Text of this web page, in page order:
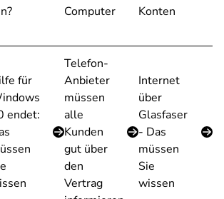
Computer
Konten
für
endet:
Telefon-
Anbieter
müssen
alle
Kunden
gut über
den
Vertrag
Internet
über
Glasfaser
- Das
müssen
Sie
wissen